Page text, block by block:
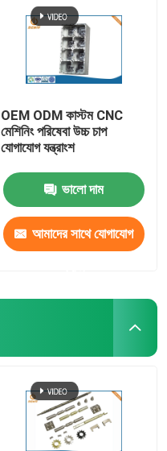
OEM ODM কাস্টম CNC
মেশিনিং পরিষেবা উচ্চ চাপ
যোগাযোগ যন্ত্রাংশ
ভালো দাম
আমাদের সাথে যোগাযোগ